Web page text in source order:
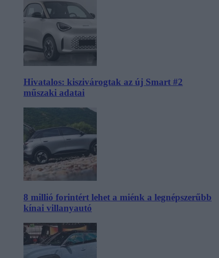
Hivatalos: kiszivárogtak az új Smart #2
műszaki adatai
8 millió forintért lehet a miénk a legnépszerűbb
kínai villanyautó